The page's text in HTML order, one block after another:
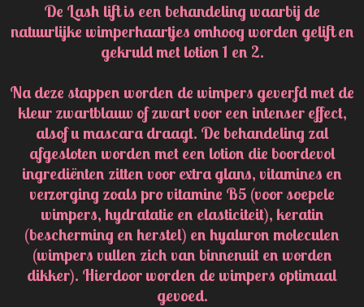
De Lash lift is een behandeling waarbij de
natuurlijke wimperhaartjes omhoog worden gelift en
gekruld met lotion 1 en 2.
Na deze stappen worden de wimpers geverfd met de
kleur zwartblauw of zwart voor een intenser effect,
alsof u mascara draagt. De behandeling zal
afgesloten worden met een lotion die boordevol
ingrediënten zitten voor extra glans, vitamines en
verzorging zoals pro vitamine B5 (voor soepele
wimpers, hydratatie en elasticiteit), keratin
(bescherming en herstel) en hyaluron moleculen
(wimpers vullen zich van binnenuit en worden
dikker). Hierdoor worden de wimpers optimaal
gevoed.